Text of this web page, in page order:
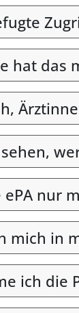
hat das
ePA nur
mich in
ich die